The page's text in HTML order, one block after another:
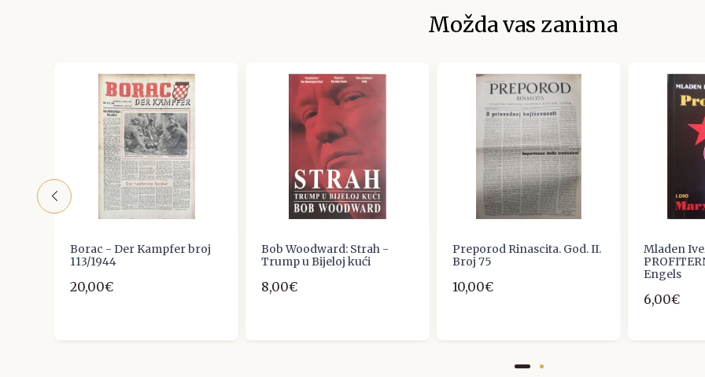
Možda vas zanima
Borac - Der Kampfer broj
113/1944
20,00€
Bob Woodward: Strah -
Trump u Bijeloj kući
8,00€
Preporod Rinascita. God. II.
Broj 75
10,00€
Mladen
Engels
6,00€